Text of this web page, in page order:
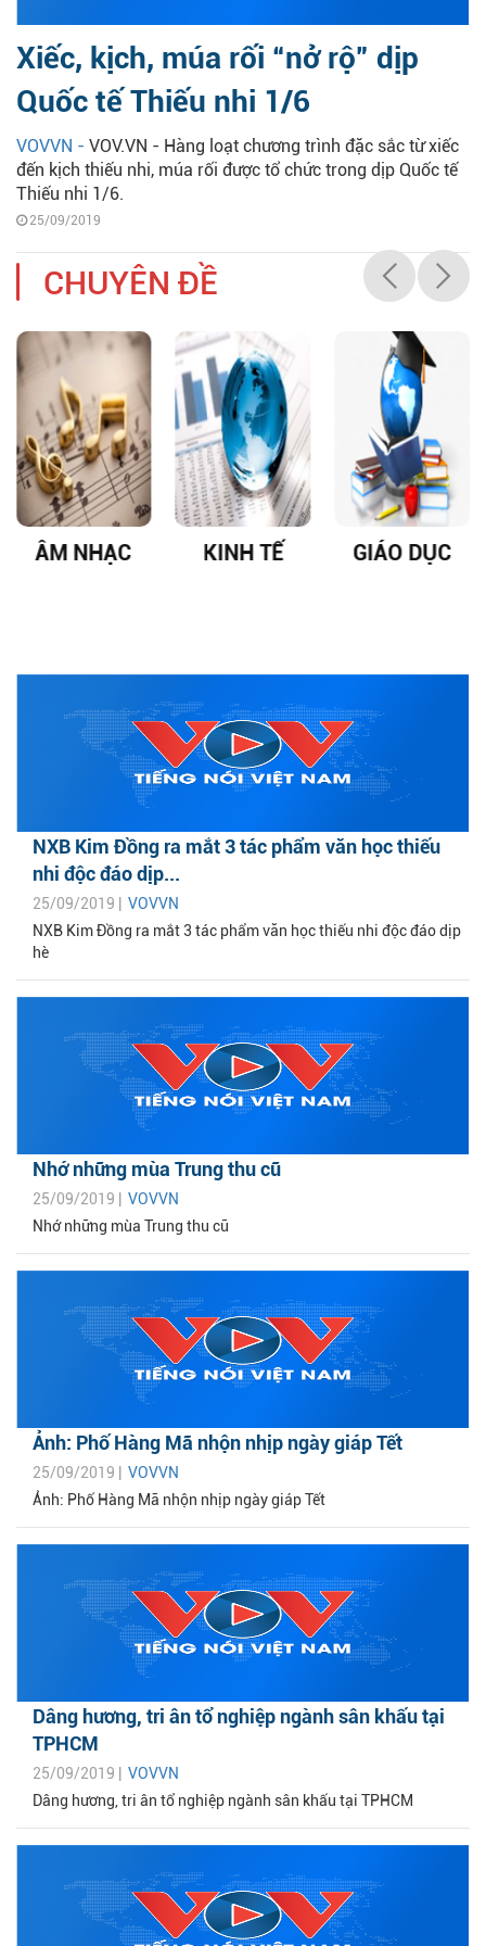
Xiếc, kịch, múa rối “nở rộ” dịp
Quốc tế Thiếu nhi 1/6
VOVVN - VOV.VN - Hàng loạt chương trình đặc sắc từ xiếc
đến kịch thiếu nhi, múa rối được tổ chức trong dịp Quốc tế
Thiếu nhi 1/6.
25/09/2019
CHUYÊN ĐỀ
ÂM NHẠC KINH TẾ GIÁO DỤC
NXB Kim Đồng ra mắt 3 tác phẩm văn học thiếu
nhi độc đáo dịp...
25/09/2019 | VOVVN
NXB Kim Đồng ra mắt 3 tác phẩm văn học thiếu nhi độc đáo dịp
hè
Nhớ những mùa Trung thu cũ
25/09/2019 | VOVVN
Nhớ những mùa Trung thu cũ
Ảnh: Phố Hàng Mã nhộn nhịp ngày giáp Tết
25/09/2019 | VOVVN
Ảnh: Phố Hàng Mã nhộn nhịp ngày giáp Tết
Dâng hương, tri ân tổ nghiệp ngành sân khấu tại
TPHCM
25/09/2019 | VOVVN
Dâng hương, tri ân tổ nghiệp ngành sân khấu tại TPHCM